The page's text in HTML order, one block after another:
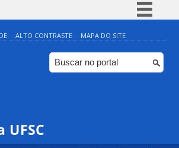
Simplifique!
Comunica BR
Participe
ALTO CONTRASTE MAPA DO SITE